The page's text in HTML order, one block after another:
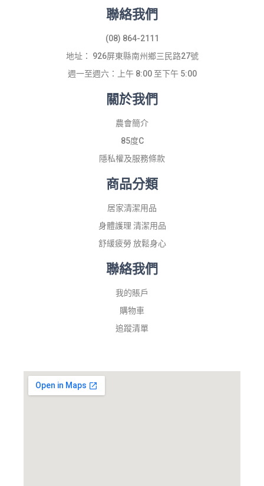
聯絡我們
(08) 864-2111
地址： 926屏東縣南州鄉三民路27號
週一至週六：上午 8:00 至下午 5:00
關於我們
農會簡介
85度C
隱私權及服務條款
商品分類
居家清潔用品
身體護理 清潔用品
舒緩疲勞 放鬆身心
聯絡我們
我的賬戶
購物車
追蹤清單